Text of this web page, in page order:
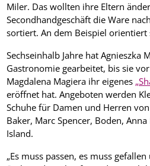
Miler. Das wollten ihre Eltern
Secondhandgeschäft die Ware
sortiert. An dem Beispiel orientiert
Sechseinhalb Jahre hat Agnieszka
Gastronomie gearbeitet, bis sie
Magdalena Magiera ihr eigenes
eröffnet hat. Angeboten werden
Schuhe für Damen und Herren
Baker, Marc Spencer, Boden,
Island.
„Es muss passen, es muss